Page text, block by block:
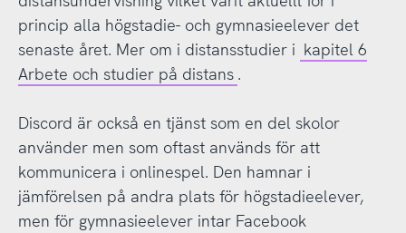
princip alla högstadie- och gymnasieelever det
senaste året. Mer om i distansstudier i kapitel 6
Arbete och studier på distans .
Discord är också en tjänst som en del skolor
använder men som oftast används för att
kommunicera i onlinespel. Den hamnar i
jämförelsen på andra plats för högstadieelever,
men för gymnasieelever intar Facebook